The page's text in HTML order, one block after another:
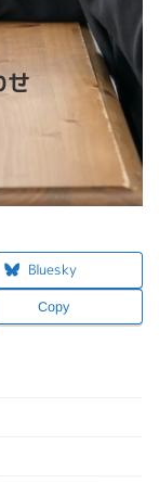
せ
Bluesky
Copy